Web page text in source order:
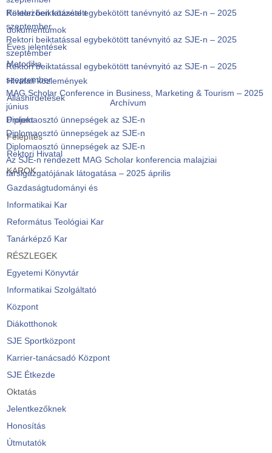
Kötelezően közzétett
dokumentumok
Éves jelentések
Metodika
Hivatali közlemények
Álláshirdetések
Archívum
Projekt
Felépítés
Rektori Hivatal
KAROK
Gazdaságtudományi és
Informatikai Kar
Református Teológiai Kar
Tanárképző Kar
RÉSZLEGEK
Egyetemi Könyvtár
Informatikai Szolgáltató
Központ
Diákotthonok
SJE Sportközpont
Karrier-tanácsadó Központ
SJE Étkezde
Oktatás
Jelentkezőknek
Honosítás
Útmutatók
Rektori beiktatással egybekötött tanévnyitó az SJE-n – 2025
szeptember
Rektori beiktatással egybekötött tanévnyitó az SJE-n – 2025
szeptember
Rektori beiktatással egybekötött tanévnyitó az SJE-n – 2025
szeptember
MAG Scholar Conference in Business, Marketing & Tourism – 2025
június
Diplomaosztó ünnepségek az SJE-n
Diplomaosztó ünnepségek az SJE-n
Diplomaosztó ünnepségek az SJE-n
Az SJE-n rendezett MAG Scholar konferencia malajziai
társigazgatójának látogatása – 2025 április